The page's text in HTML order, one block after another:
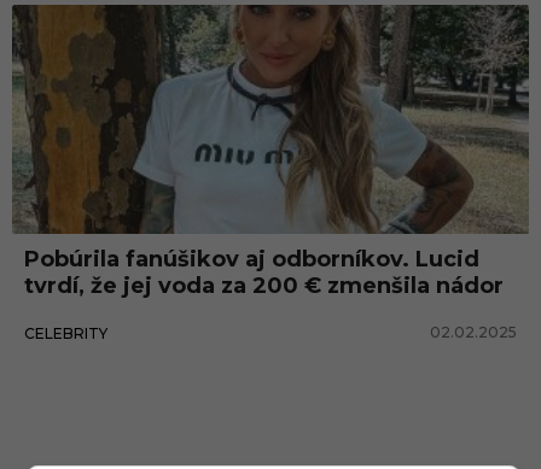
s
l
a
n
á
v
o
d
Pobúrila fanúšikov aj odborníkov. Lucid
tvrdí, že jej voda za 200 € zmenšila nádor
CELEBRITY 02.02.2025